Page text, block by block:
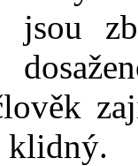
jsou
klidný.